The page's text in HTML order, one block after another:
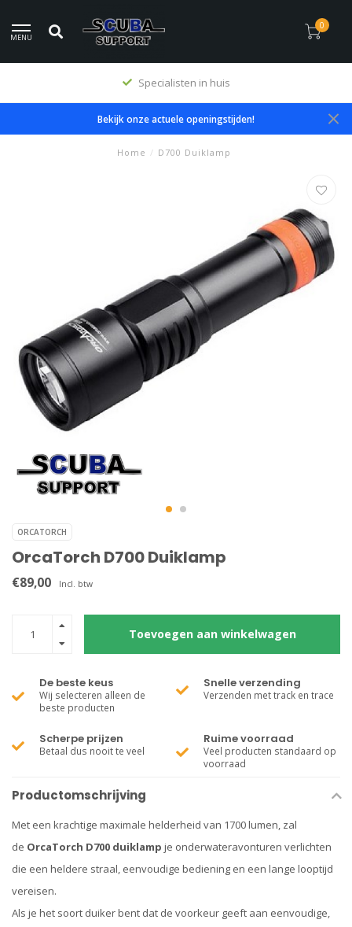
MENU
0
Specialisten in huis
Bekijk onze actuele openingstijden!
Home / D700 Duiklamp
ORCATORCH
OrcaTorch D700 Duiklamp
€89,00 Incl. btw
Toevoegen aan winkelwagen
De beste keus
Wij selecteren alleen de
beste producten
Snelle verzending
Verzenden met track en trace
Scherpe prijzen
Betaal dus nooit te veel
Ruime voorraad
Veel producten standaard op
voorraad
Productomschrijving
Met een krachtige maximale helderheid van 1700 lumen, zal
de OrcaTorch D700 duiklamp je onderwateravonturen verlichten
die een heldere straal, eenvoudige bediening en een lange looptijd
vereisen.
Als je het soort duiker bent dat de voorkeur geeft aan eenvoudige,